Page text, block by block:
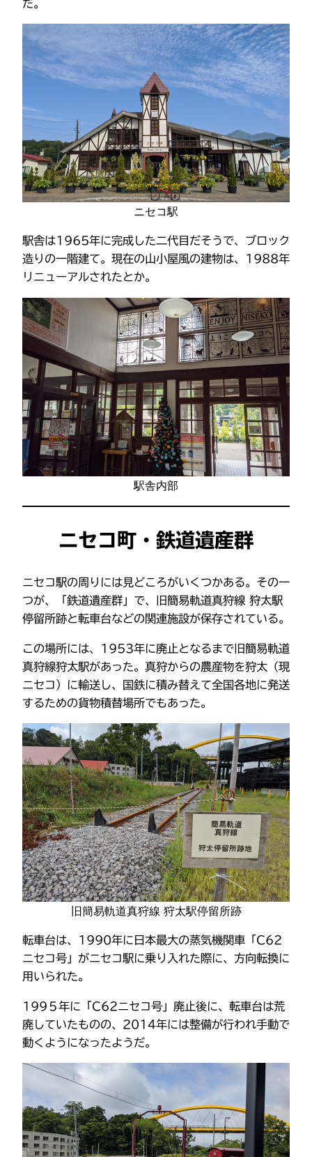
だ。
ニセコ駅
駅舎は1965年に完成した二代目だそうで、ブロック
造りの一階建て。現在の山小屋風の建物は、1988年
リニューアルされたとか。
駅舎内部
ニセコ町・鉄道遺産群
ニセコ駅の周りには見どころがいくつかある。その一
つが、「鉄道遺産群」で、旧簡易軌道真狩線 狩太駅
停留所跡と転車台などの関連施設が保存されている。
この場所には、1953年に廃止となるまで旧簡易軌道
真狩線狩太駅があった。真狩からの農産物を狩太（現
ニセコ）に輸送し、国鉄に積み替えて全国各地に発送
するための貨物積替場所でもあった。
旧簡易軌道真狩線 狩太駅停留所跡
転車台は、1990年に日本最大の蒸気機関車「C62
ニセコ号」がニセコ駅に乗り入れた際に、方向転換に
用いられた。
199５年に「C62ニセコ号」廃止後に、転車台は荒
廃していたものの、2014年には整備が行われ手動で
動くようになったようだ。